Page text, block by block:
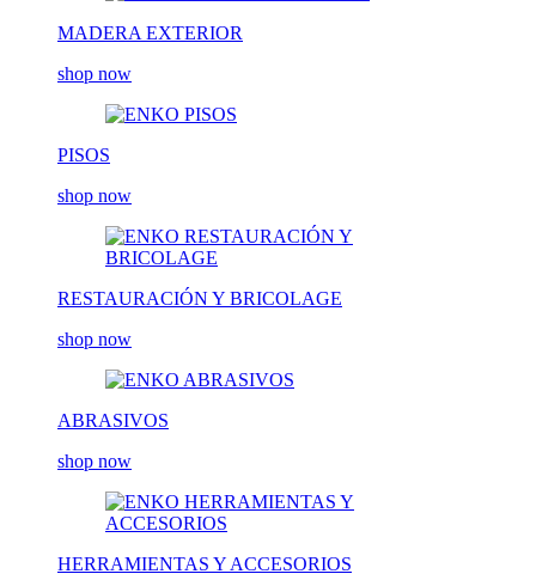
MADERA EXTERIOR
shop now
PISOS
shop now
RESTAURACIÓN Y BRICOLAGE
shop now
ABRASIVOS
shop now
HERRAMIENTAS Y ACCESORIOS